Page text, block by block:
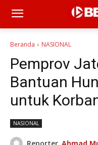
Beranda NASIONAL
Pemprov
Bantuan
untuk
NASIONAL
Reporter Ahmad